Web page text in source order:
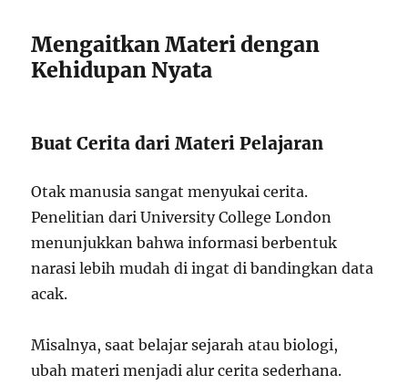
Mengaitkan Materi dengan
Kehidupan Nyata
Buat Cerita dari Materi Pelajaran
Otak manusia sangat menyukai cerita.
Penelitian dari University College London
menunjukkan bahwa informasi berbentuk
narasi lebih mudah di ingat di bandingkan data
acak.
Misalnya, saat belajar sejarah atau biologi,
ubah materi menjadi alur cerita sederhana.